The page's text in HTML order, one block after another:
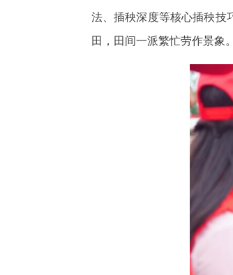
法、插秧深度等核心插秧技
田，田间一派繁忙劳作景象。